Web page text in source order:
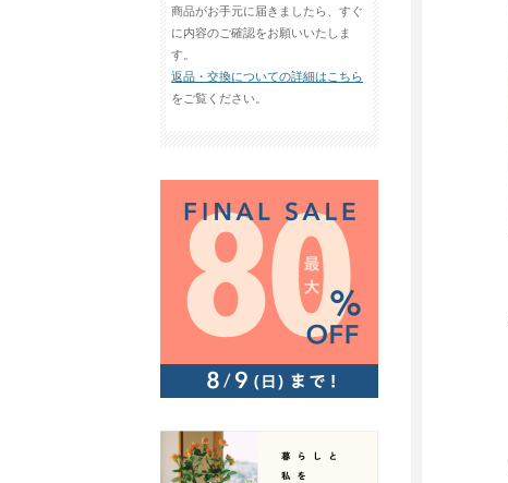
商品がお手元に届きましたら、すぐ
に内容のご確認をお願いいたしま
す。
返品・交換についての詳細はこちら
をご覧ください。